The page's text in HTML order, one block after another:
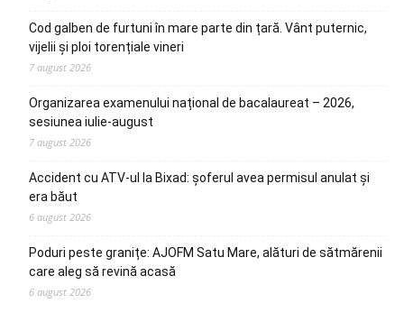
Cod galben de furtuni în mare parte din țară. Vânt puternic,
vijelii și ploi torențiale vineri
7 august 2026
Organizarea examenului național de bacalaureat – 2026,
sesiunea iulie-august
7 august 2026
Accident cu ATV-ul la Bixad: șoferul avea permisul anulat și
era băut
6 august 2026
Poduri peste granițe: AJOFM Satu Mare, alături de sătmărenii
care aleg să revină acasă
6 august 2026